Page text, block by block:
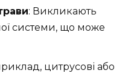
: Викликають
системи, що може
цитрусові або